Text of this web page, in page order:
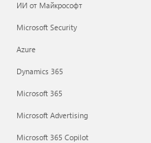
ИИ от Майкрософт
Microsoft Security
Azure
Dynamics 365
Microsoft 365
Microsoft Advertising
Microsoft 365 Copilot